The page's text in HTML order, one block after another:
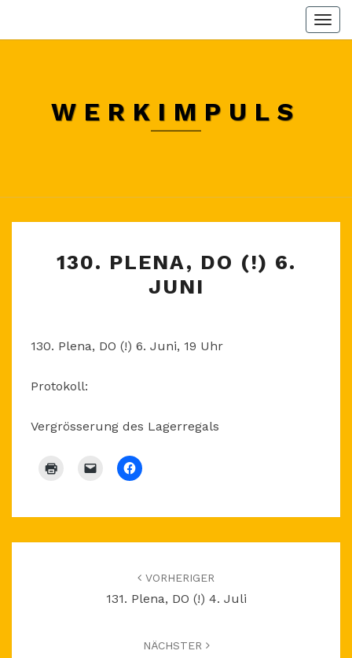
WERKIMPULS
PLENA,
DO
JUNI
130. PLENA, DO (!) 6.
JUNI
130. Plena, DO (!) 6. Juni, 19 Uhr
Protokoll:
Vergrösserung des Lagerregals
VORHERIGER
131. Plena, DO (!) 4. Juli
NÄCHSTER